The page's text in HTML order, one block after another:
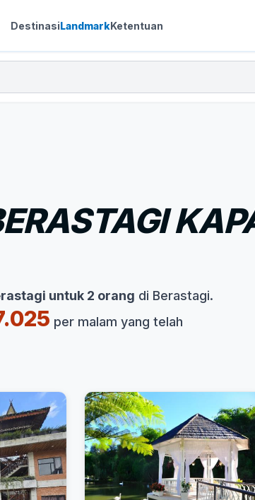
DestinasiLandmarkKetentuan
untuk 2 orang di Berastagi.
per malam yang telah